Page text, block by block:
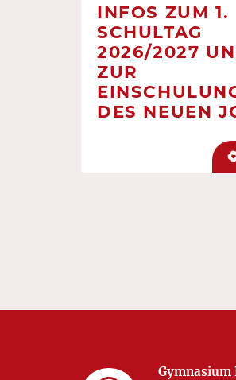
INFOS ZUM 1.
SCHULTAG
2026/2027
ZUR
DES NEUEN